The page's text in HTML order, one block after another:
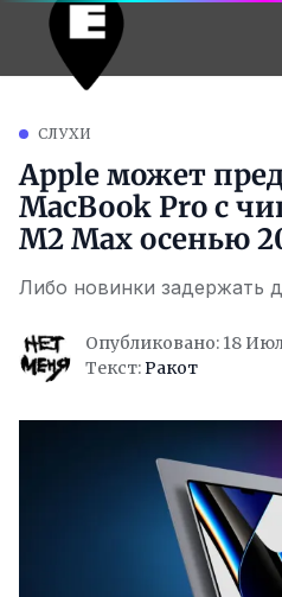
СЛУХИ
Apple может
MacBook Pro с
M2 Max осенью
Либо новинки задержать
Опубликовано: 18
Текст:Ракот